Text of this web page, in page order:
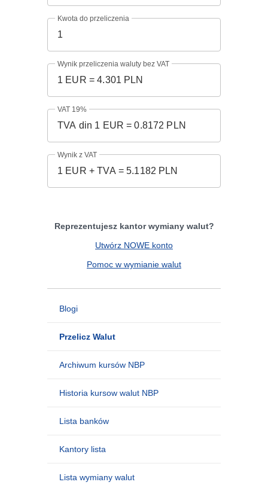
Kwota do przeliczenia
Wynik przeliczenia waluty bez VAT
VAT 19%
Wynik z VAT
Reprezentujesz kantor wymiany walut?
Utwórz NOWE konto
Pomoc w wymianie walut
Blogi
Przelicz Walut
Archiwum kursów NBP
Historia kursow walut NBP
Lista banków
Kantory lista
Lista wymiany walut